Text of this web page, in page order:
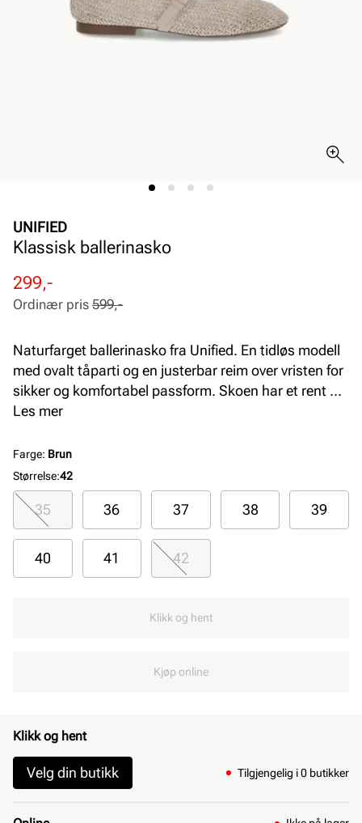
UNIFIED
Klassisk ballerinasko
Rabattert
pris
299,-
Ordinær
pris
Ordinær pris 599,-
Naturfarget ballerinasko fra Unified. En tidløs modell
med ovalt tåparti og en justerbar reim over vristen for
sikker og komfortabel passform. Skoen har et rent og
klassisk uttrykk. Overdelen og fôret er laget i
Les mer
Farge: Brun
Størrelse:42
35 36 37 38 39
40 41 42
Klikk og hent
Kjøp online
Klikk og hent
Velg din butikk Tilgjengelig i 0 butikker